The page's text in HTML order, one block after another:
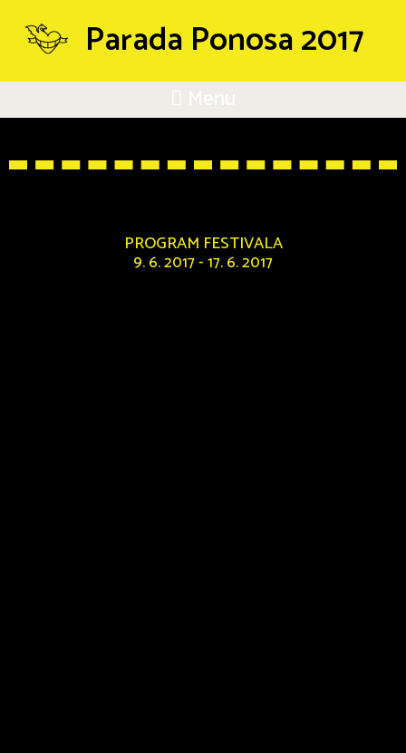
Parada Ponosa 2017
PROGRAM FESTIVALA
9. 6. 2017 - 17. 6. 2017